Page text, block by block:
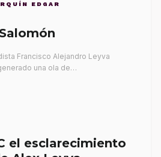
EDGAR
Francisco Alejandro Leyva
una ola de…
el esclarecimiento